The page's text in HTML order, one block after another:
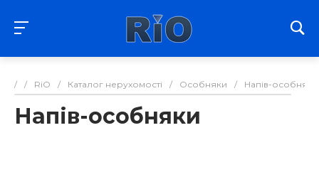
/ / RiO / Каталог нерухомості / Особняки / Напів-особняки
Напів-особняки